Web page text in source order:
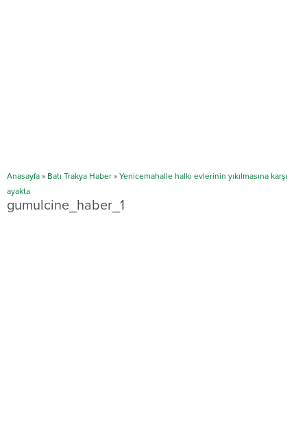
Anasayfa » Batı Trakya Haber » Yenicemahalle halkı evlerinin yıkılmasına karşı
ayakta
gumulcine_haber_1